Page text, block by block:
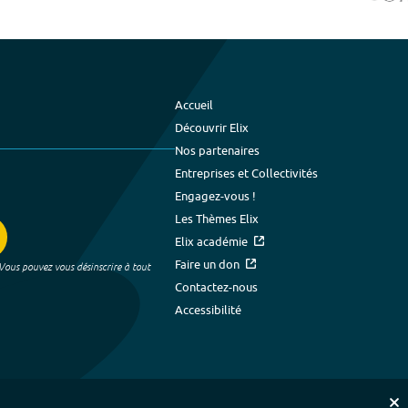
pouvez vous désinscrire à tout
Accueil
Découvrir Elix
Nos partenaires
Entreprises et Collectivités
Engagez-vous !
Les Thèmes Elix
Elix académie
Faire un don
Contactez-nous
Accessibilité